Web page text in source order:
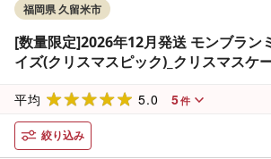
福岡県 久留米市
[数量限定]2026年12月発送 モンブラン
イズ(クリスマスピック)_クリスマスケ
シュクレープ 和食のたまご 濃厚クリ
渋皮煮 デザート ホール ギフト 冷凍 お
送料無料_Dw035 〔Dw035〕
平均 5.0 5件
絞り込み